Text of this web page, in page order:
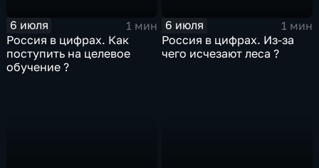
6 июля
1 мин
Россия в цифрах. Как
поступить на целевое
обучение ?
6 июля
1 мин
Россия в цифрах. Из-за
чего исчезают леса ?